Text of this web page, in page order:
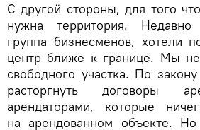
С другой стороны, для того
нужна территория.
группа бизнесменов, хотели
центр ближе к границе. Мы
свободного участка. По
расторгнуть договоры
арендаторами, которые
на арендованном объекте.